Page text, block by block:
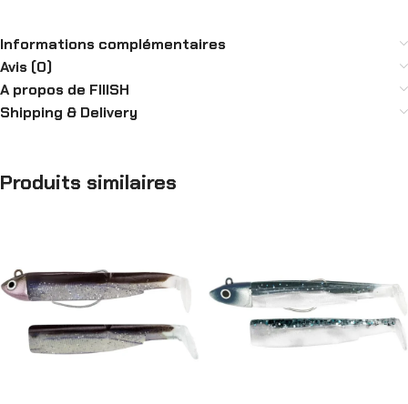
Informations complémentaires
Avis (0)
A propos de FIIISH
Shipping & Delivery
Produits similaires